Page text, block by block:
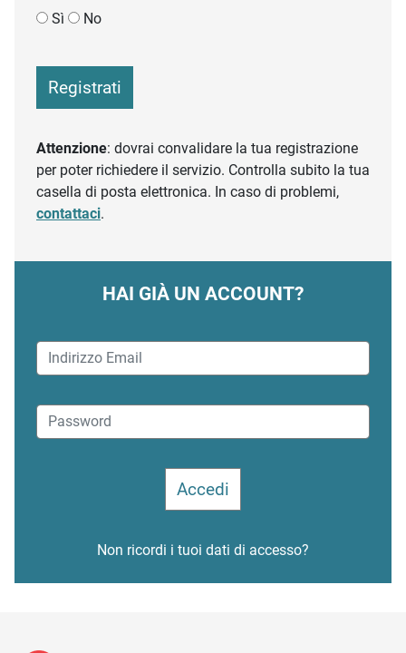
Sì
No
Registrati
Attenzione: dovrai convalidare la tua registrazione
per poter richiedere il servizio. Controlla subito la tua
casella di posta elettronica. In caso di problemi,
contattaci.
HAI GIÀ UN ACCOUNT?
Non ricordi i tuoi dati di accesso?